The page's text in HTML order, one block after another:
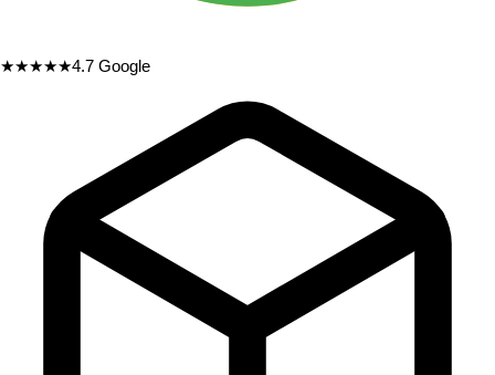
★★★★★4.7 Google